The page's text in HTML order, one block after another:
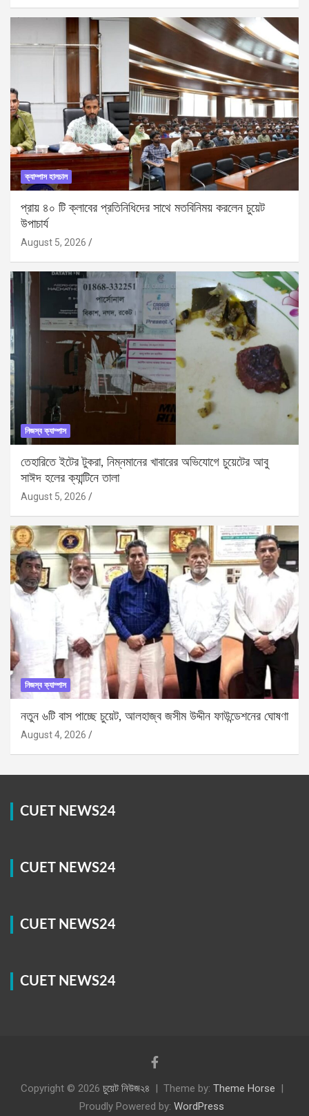
ক্যাম্পাস হালচাল
প্রায় ৪০ টি ক্লাবের প্রতিনিধিদের সাথে মতবিনিময় করলেন চুয়েট
উপাচার্য
August 5, 2026
নিজস্ব ক্যাম্পাস
তেহারিতে ইটের টুকরা, নিম্নমানের খাবারের অভিযোগে চুয়েটের আবু
সাঈদ হলের ক্যান্টিনে তালা
August 5, 2026
নিজস্ব ক্যাম্পাস
নতুন ৬টি বাস পাচ্ছে চুয়েট, আলহাজ্ব জসীম উদ্দীন ফাউন্ডেশনের ঘোষণা
August 4, 2026
CUET NEWS24
CUET NEWS24
CUET NEWS24
CUET NEWS24
Copyright © 2026 চুয়েট নিউজ২৪ Theme by: Theme Horse
Proudly Powered by: WordPress